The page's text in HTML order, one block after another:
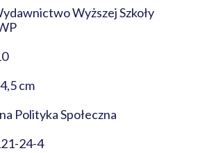
Wyższej Szkoły
cm
Polityka Społeczna
24-4